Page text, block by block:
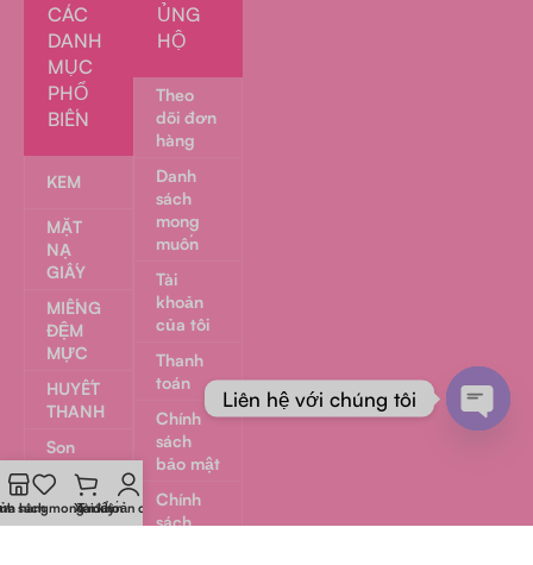
CÁC
DANH
MỤC
PHỔ
BIẾN
KEM
MẶT
NẠ
GIẤY
MIẾNG
ĐỆM
MỰC
HUYẾT
THANH
Son
bóng
MẶT
NẠ GEL
ỦNG
HỘ
Theo
dõi đơn
hàng
Danh
sách
mong
muốn
Tài
khoản
của tôi
Thanh
toán
Chính
sách
bảo mật
Chính
sách
hàng
sách mong muốn
Xe đẩy
Tài khoản của tôi
Liên hệ với chúng tôi